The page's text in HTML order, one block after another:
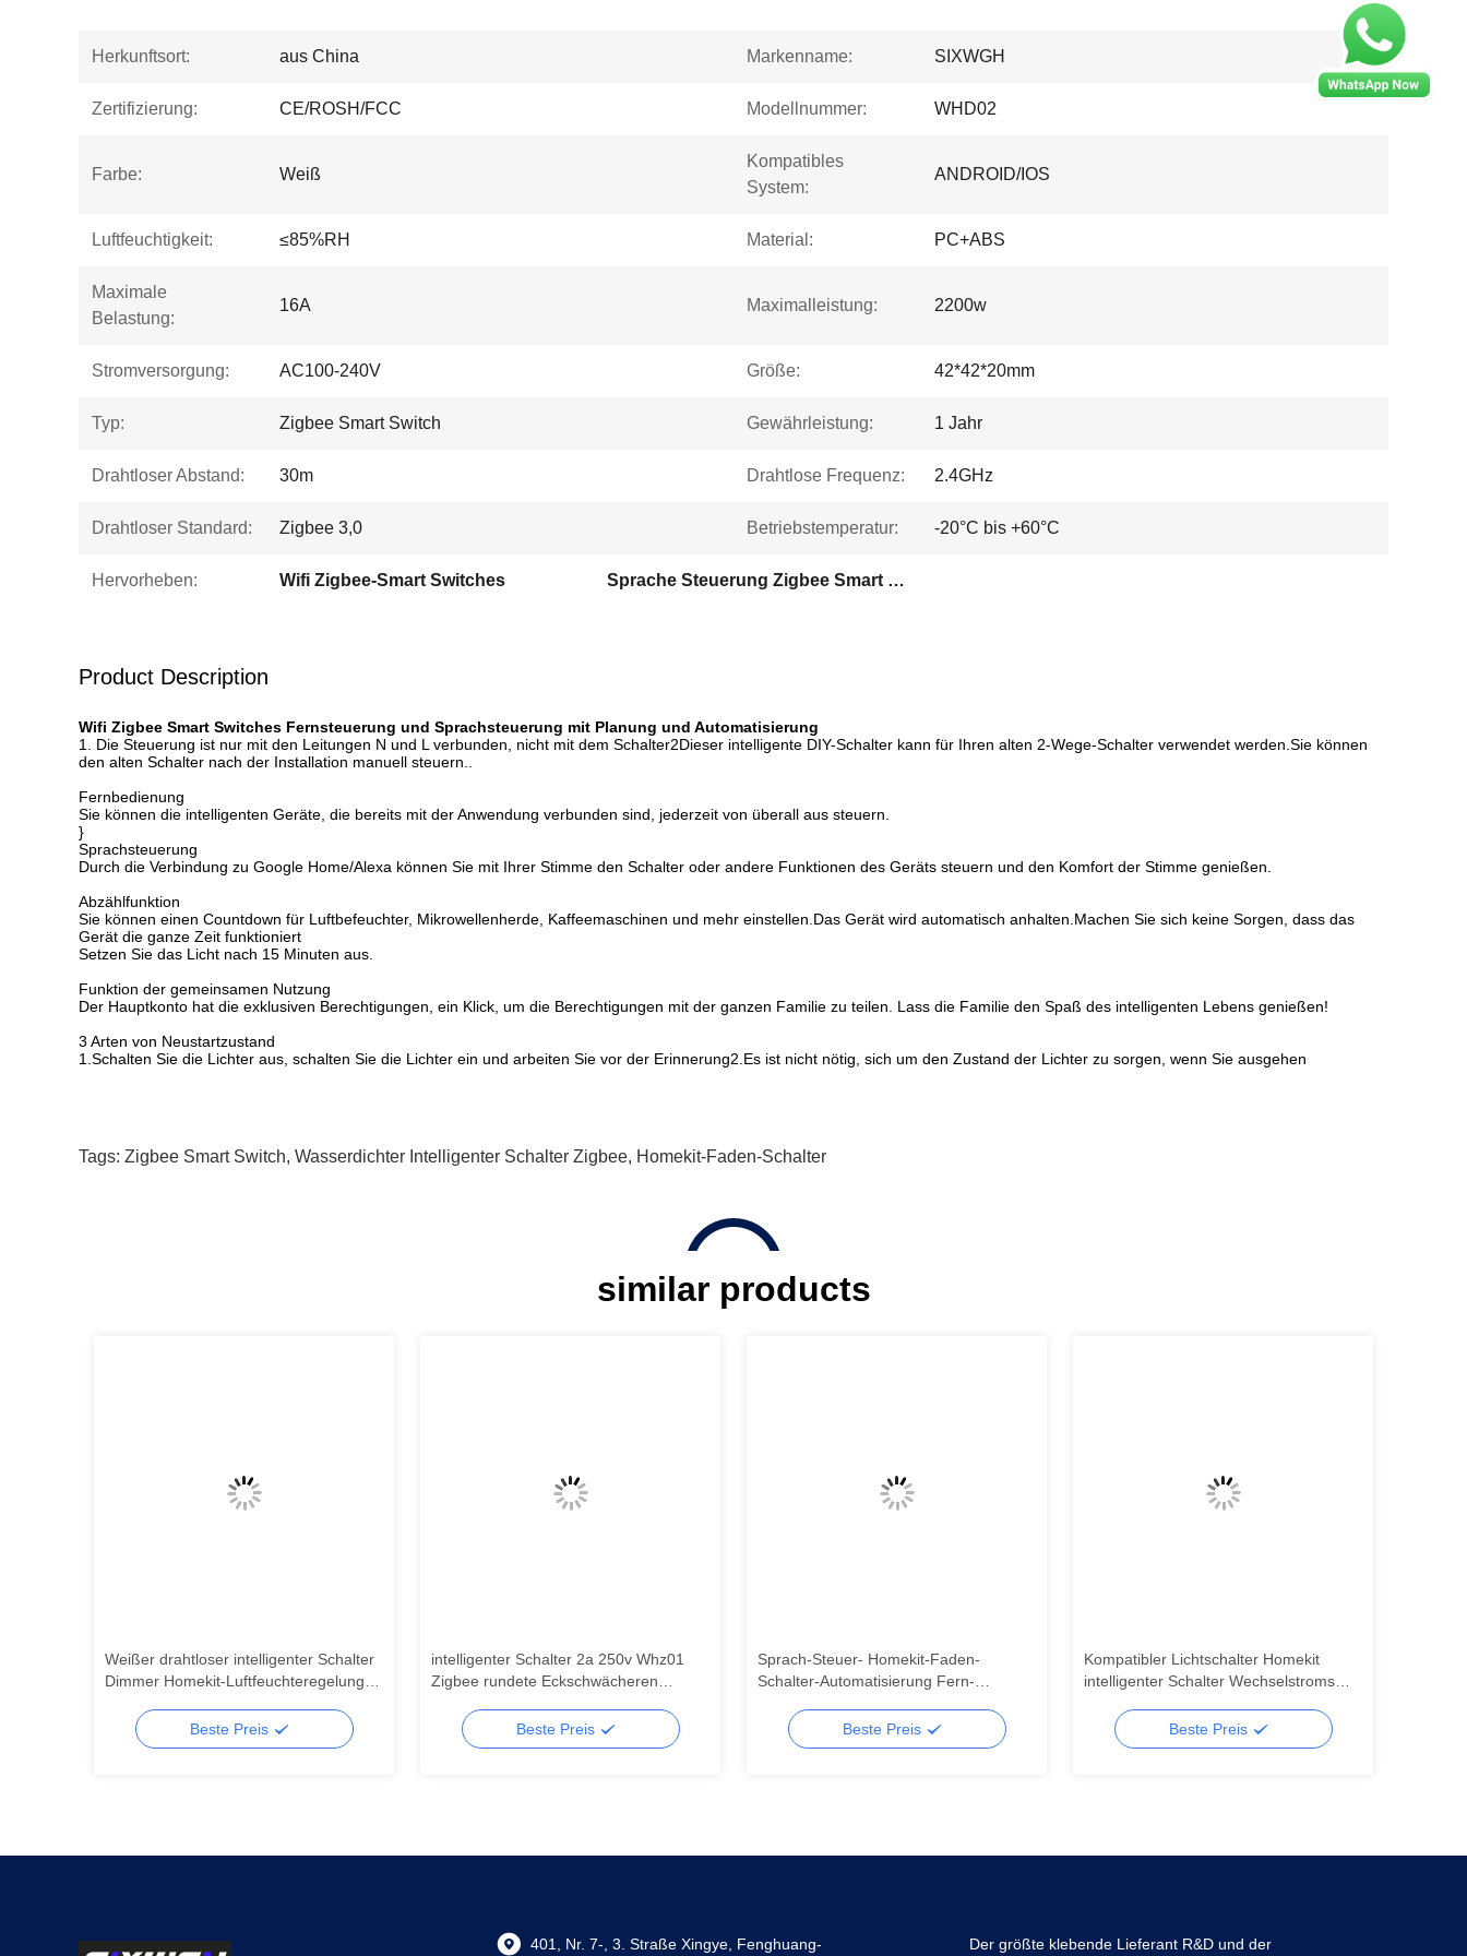
Herkunftsort: aus China Markenname: SIXWGH
Zertifizierung: CE/ROSH/FCC Modellnummer: WHD02
Farbe: Weiß
Kompatibles
System:
ANDROID/IOS
Luftfeuchtigkeit: ≤85%RH Material: PC+ABS
Maximale
Belastung:
16A Maximalleistung: 2200w
Stromversorgung: AC100-240V Größe: 42*42*20mm
Typ: Zigbee Smart Switch Gewährleistung: 1 Jahr
Drahtloser Abstand: 30m Drahtlose Frequenz: 2.4GHz
Drahtloser Standard: Zigbee 3,0 Betriebstemperatur: -20°C bis +60°C
Hervorheben: Wifi Zigbee-Smart Switches Sprache Steuerung Zigbee Smart Switches
Product Description
Wifi Zigbee Smart Switches Fernsteuerung und Sprachsteuerung mit Planung und Automatisierung
1. Die Steuerung ist nur mit den Leitungen N und L verbunden, nicht mit dem Schalter2Dieser intelligente DIY-Schalter kann für Ihren alten 2-Wege-Schalter verwendet werden.Sie können
den alten Schalter nach der Installation manuell steuern..
Fernbedienung
Sie können die intelligenten Geräte, die bereits mit der Anwendung verbunden sind, jederzeit von überall aus steuern.
}
Sprachsteuerung
Durch die Verbindung zu Google Home/Alexa können Sie mit Ihrer Stimme den Schalter oder andere Funktionen des Geräts steuern und den Komfort der Stimme genießen.
Abzählfunktion
Sie können einen Countdown für Luftbefeuchter, Mikrowellenherde, Kaffeemaschinen und mehr einstellen.Das Gerät wird automatisch anhalten.Machen Sie sich keine Sorgen, dass das
Gerät die ganze Zeit funktioniert
Setzen Sie das Licht nach 15 Minuten aus.
Funktion der gemeinsamen Nutzung
Der Hauptkonto hat die exklusiven Berechtigungen, ein Klick, um die Berechtigungen mit der ganzen Familie zu teilen. Lass die Familie den Spaß des intelligenten Lebens genießen!
3 Arten von Neustartzustand
1.Schalten Sie die Lichter aus, schalten Sie die Lichter ein und arbeiten Sie vor der Erinnerung2.Es ist nicht nötig, sich um den Zustand der Lichter zu sorgen, wenn Sie ausgehen
Tags: Zigbee Smart Switch, Wasserdichter Intelligenter Schalter Zigbee, Homekit-Faden-Schalter
similar products
Weißer drahtloser intelligenter Schalter
Dimmer Homekit-Luftfeuchteregelungs-
Beste Preis
intelligenter Schalter 2a 250v Whz01
Zigbee rundete Eckschwächeren
Homekit
Beste Preis
Sprach-Steuer- Homekit-Faden-
Schalter-Automatisierung Fern-
Beste Preis
Kompatibler Lichtschalter Homekit
intelligenter Schalter Wechselstroms
Beste Preis
401, Nr. 7-, 3. Straße Xingye, Fenghuang- Der größte klebende Lieferant R&D und der